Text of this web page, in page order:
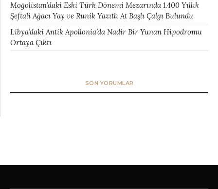
Moğolistan’daki Eski Türk Dönemi Mezarında 1.400 Yıllık
Şeftali Ağacı Yay ve Runik Yazıtlı At Başlı Çalgı Bulundu
Libya’daki Antik Apollonia’da Nadir Bir Yunan Hipodromu
Ortaya Çıktı
SON YORUMLAR